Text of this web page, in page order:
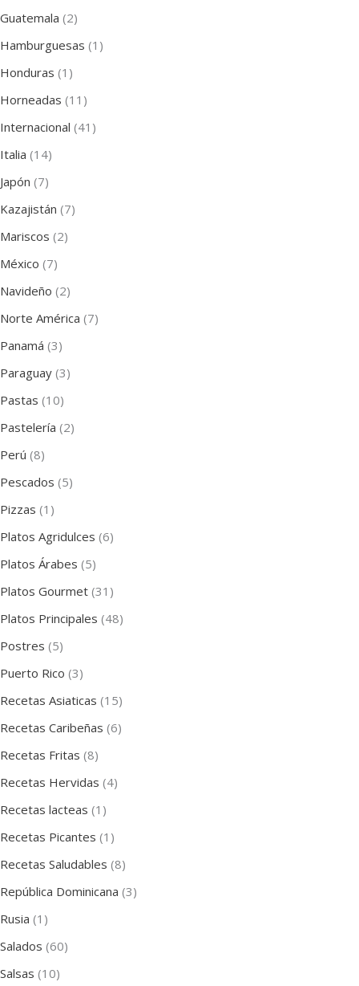
Guatemala (2)
Hamburguesas (1)
Honduras (1)
Horneadas (11)
Internacional (41)
Italia (14)
Japón (7)
Kazajistán (7)
Mariscos (2)
México (7)
Navideño (2)
Norte América (7)
Panamá (3)
Paraguay (3)
Pastas (10)
Pastelería (2)
Perú (8)
Pescados (5)
Pizzas (1)
Platos Agridulces (6)
Platos Árabes (5)
Platos Gourmet (31)
Platos Principales (48)
Postres (5)
Puerto Rico (3)
Recetas Asiaticas (15)
Recetas Caribeñas (6)
Recetas Fritas (8)
Recetas Hervidas (4)
Recetas lacteas (1)
Recetas Picantes (1)
Recetas Saludables (8)
República Dominicana (3)
Rusia (1)
Salados (60)
Salsas (10)